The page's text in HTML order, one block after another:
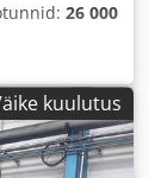
26 000
kuulutus